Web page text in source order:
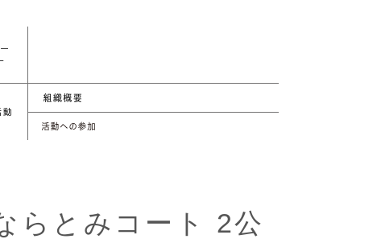
らとみコート 2公